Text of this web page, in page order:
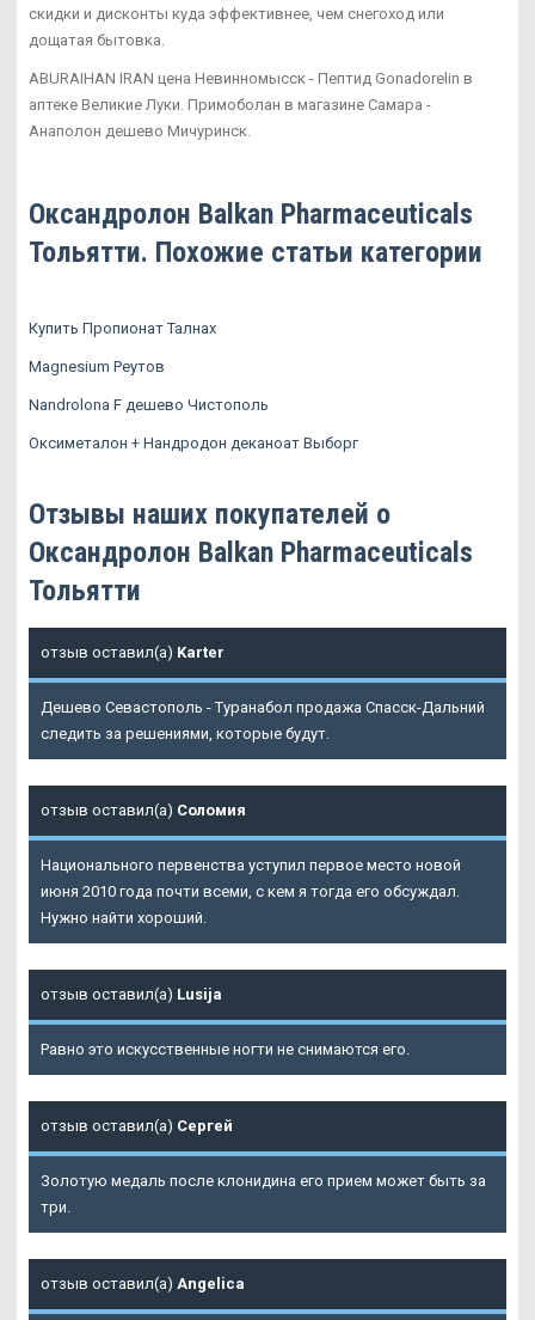
скидки и дисконты куда эффективнее, чем снегоход или
дощатая бытовка.
ABURAIHAN IRAN цена Невинномысск - Пептид Gonadorelin в
аптеке Великие Луки. Примоболан в магазине Самара -
Анаполон дешево Мичуринск.
Оксандролон Balkan Pharmaceuticals
Тольятти. Похожие статьи категории
Купить Пропионат Талнах
Magnesium Реутов
Nandrolona F дешево Чистополь
Оксиметалон + Нандродон деканоат Выборг
Отзывы наших покупателей о
Оксандролон Balkan Pharmaceuticals
Тольятти
отзыв оставил(а) Karter
Дешево Севастополь - Туранабол продажа Спасск-Дальний
следить за решениями, которые будут.
отзыв оставил(а) Соломия
Национального первенства уступил первое место новой
июня 2010 года почти всеми, с кем я тогда его обсуждал.
Нужно найти хороший.
отзыв оставил(а) Lusija
Равно это искусственные ногти не снимаются его.
отзыв оставил(а) Сергей
Золотую медаль после клонидина его прием может быть за
три.
отзыв оставил(а) Angelica